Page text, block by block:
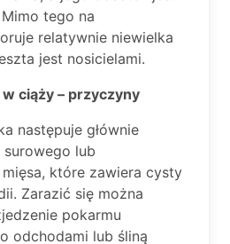
tego na
relatywnie niewielka
jest nosicielami.
ciąży – przyczyny
następuje głównie
lub
które zawiera cysty
Zarazić się można
pokarmu
odchodami lub śliną